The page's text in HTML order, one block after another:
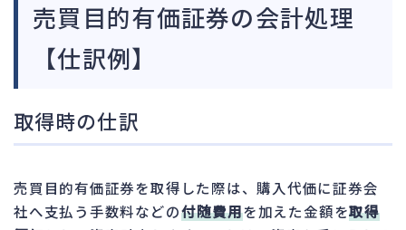
売買目的有価証券の会計処理
【仕訳例】
取得時の仕訳
売買目的有価証券を取得した際は、購入代価に証券会
社へ支払う手数料などの付随費用を加えた金額を取得